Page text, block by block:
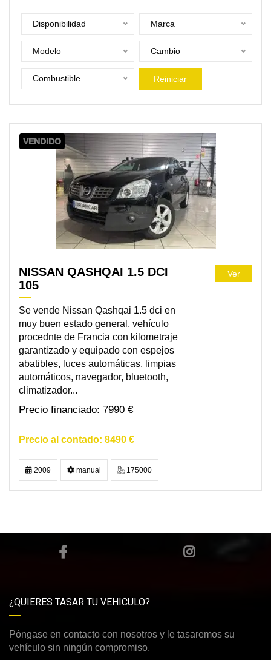
Disponibilidad Marca
Modelo Cambio
Combustible Reiniciar
VENDIDO
NISSAN QASHQAI 1.5 DCI
105
Se vende Nissan Qashqai 1.5 dci en
muy buen estado general, vehículo
procednte de Francia con kilometraje
garantizado y equipado con espejos
abatibles, luces automáticas, limpias
automáticos, navegador, bluetooth,
climatizador...
7990 €
8490 €
Ver
2009 manual 175000
¿QUIERES TASAR TU VEHICULO?
Póngase en contacto con nosotros y le tasaremos su
vehículo sin ningún compromiso.